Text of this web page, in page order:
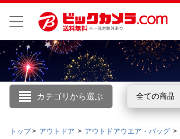
カテゴリから選ぶ 全ての商品
こんにちは
ログイン
トップ アウトドア アウトドアウエア・バッグ